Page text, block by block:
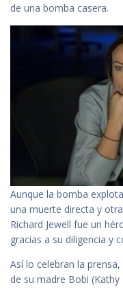
de una bomba casera.
Aunque la bomba
una muerte directa y
Richard Jewell fue un
gracias a su diligencia y
Así lo celebran la
de su madre Bobi